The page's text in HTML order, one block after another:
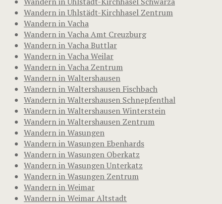
Wandern in Uhlstädt-Kirchhasel Zentrum
Wandern in Vacha
Wandern in Vacha Amt Creuzburg
Wandern in Vacha Buttlar
Wandern in Vacha Weilar
Wandern in Vacha Zentrum
Wandern in Waltershausen
Wandern in Waltershausen Fischbach
Wandern in Waltershausen Schnepfenthal
Wandern in Waltershausen Winterstein
Wandern in Waltershausen Zentrum
Wandern in Wasungen
Wandern in Wasungen Ebenhards
Wandern in Wasungen Oberkatz
Wandern in Wasungen Unterkatz
Wandern in Wasungen Zentrum
Wandern in Weimar
Wandern in Weimar Altstadt